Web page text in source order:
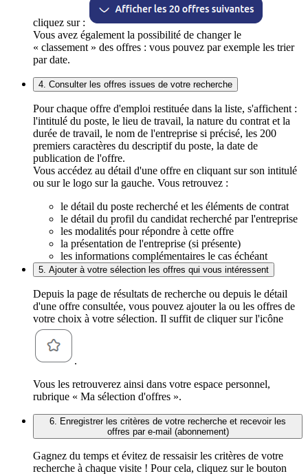
cliquez sur :
Vous avez également la possibilité de changer le
« classement » des offres : vous pouvez par exemple les trier
par date.
4. Consulter les offres issues de votre recherche
Pour chaque offre d'emploi restituée dans la liste, s'affichent :
l'intitulé du poste, le lieu de travail, la nature du contrat et la
durée de travail, le nom de l'entreprise si précisé, les 200
premiers caractères du descriptif du poste, la date de
publication de l'offre.
Vous accédez au détail d'une offre en cliquant sur son intitulé
ou sur le logo sur la gauche. Vous retrouvez :
le détail du poste recherché et les éléments de contrat
le détail du profil du candidat recherché par l'entreprise
les modalités pour répondre à cette offre
la présentation de l'entreprise (si présente)
les informations complémentaires le cas échéant
5. Ajouter à votre sélection les offres qui vous intéressent
Depuis la page de résultats de recherche ou depuis le détail
d'une offre consultée, vous pouvez ajouter la ou les offres de
votre choix à votre sélection. Il suffit de cliquer sur l'icône
.
Vous les retrouverez ainsi dans votre espace personnel,
rubrique « Ma sélection d'offres ».
6. Enregistrer les critères de votre recherche et recevoir les
offres par e-mail (abonnement)
Gagnez du temps et évitez de ressaisir les critères de votre
recherche à chaque visite ! Pour cela, cliquez sur le bouton